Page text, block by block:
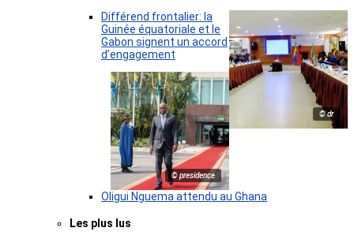
© dr
Différend frontalier: la
Guinée équatoriale et le
Gabon signent un accord
d’engagement
© presidence
Oligui Nguema attendu au Ghana
Les plus lus